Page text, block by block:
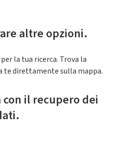
altre opzioni.
la tua ricerca. Trova la
te direttamente sulla mappa.
il recupero dei